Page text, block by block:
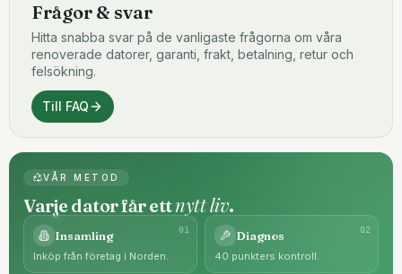
Frågor & svar
Hitta snabba svar på de vanligaste frågorna om våra
renoverade datorer, garanti, frakt, betalning, retur och
felsökning.
Till FAQ
VÅR METOD
Varje dator får ettnytt liv.
01
Insamling
Inköp från företag i Norden.
02
Diagnos
40 punkters kontroll.